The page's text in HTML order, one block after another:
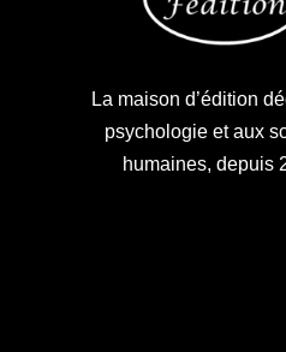
La maison d’édition
psychologie et aux
humaines, depuis